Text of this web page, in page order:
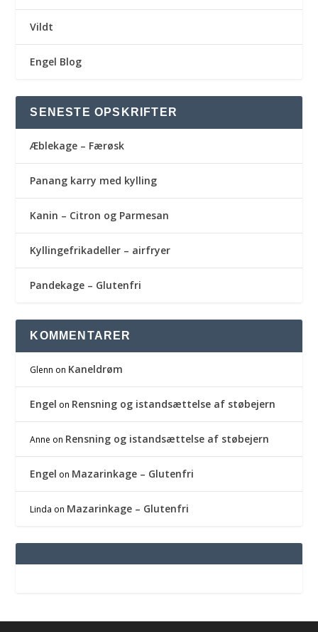
Vildt
Engel Blog
SENESTE OPSKRIFTER
Æblekage – Færøsk
Panang karry med kylling
Kanin – Citron og Parmesan
Kyllingefrikadeller – airfryer
Pandekage – Glutenfri
KOMMENTARER
Glenn on Kaneldrøm
Engel on Rensning og istandsættelse af støbejern
Anne on Rensning og istandsættelse af støbejern
Engel on Mazarinkage – Glutenfri
Linda on Mazarinkage – Glutenfri